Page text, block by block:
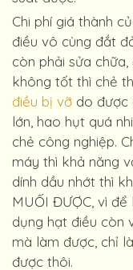
Chi phí giá thành
điều vô cùng đắt
còn phải sửa
không tốt thì chẻ
điều bị vỡ do được
lớn, hao hụt quá
chẻ công nghiệp.
máy thì khả năng
dính dầu nhớt thì
MUỐI ĐƯỢC, vì
dụng hạt điều còn
mà làm được, chỉ
được thôi.